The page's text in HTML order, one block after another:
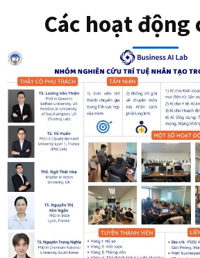
Các hoạt động